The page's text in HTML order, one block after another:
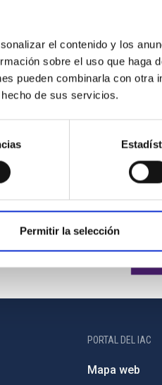
el contenido y los
sobre el uso que haga
pueden combinarla con otra
de sus servicios.
Permitir la selección
tras la reunión del Consejo
PORTAL DEL IAC
Mapa web